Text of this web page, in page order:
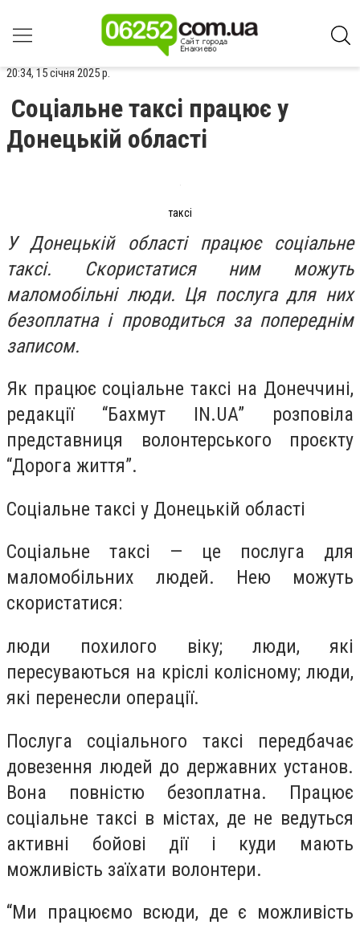
20:34, 15 січня 2025 р.
Соціальне таксі працює у
Донецькій області
таксі
У Донецькій області працює соціальне
таксі. Скористатися ним можуть
маломобільні люди. Ця послуга для них
безоплатна і проводиться за попереднім
записом.
Як працює соціальне таксі на Донеччині,
редакції “Бахмут IN.UA” розповіла
представниця волонтерського проєкту
“Дорога життя”.
Соціальне таксі у Донецькій області
Соціальне таксі — це послуга для
маломобільних людей. Нею можуть
скористатися:
люди похилого віку; люди, які
пересуваються на кріслі колісному; люди,
які перенесли операції.
Послуга соціального таксі передбачає
довезення людей до державних установ.
Вона повністю безоплатна. Працює
соціальне таксі в містах, де не ведуться
активні бойові дії і куди мають
можливість заїхати волонтери.
“Ми працюємо всюди, де є можливість